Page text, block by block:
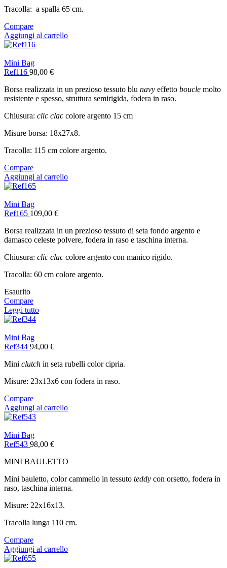
Tracolla: a spalla 65 cm.
Compare
Aggiungi al carrello
Mini Bag
Ref116 98,00 €
Borsa realizzata in un prezioso tessuto blu navy effetto boucle molto
resistente e spesso, struttura semirigida, fodera in raso.
Chiusura: clic clac colore argento 15 cm
Misure borsa: 18x27x8.
Tracolla: 115 cm colore argento.
Compare
Aggiungi al carrello
Mini Bag
Ref165 109,00 €
Borsa realizzata in un prezioso tessuto di seta fondo argento e
damasco celeste polvere, fodera in raso e taschina interna.
Chiusura: clic clac colore argento con manico rigido.
Tracolla: 60 cm colore argento.
Esaurito
Compare
Leggi tutto
Mini Bag
Ref344 94,00 €
Mini clutch in seta rubelli color cipria.
Misure: 23x13x6 con fodera in raso.
Compare
Aggiungi al carrello
Mini Bag
Ref543 98,00 €
MINI BAULETTO
Mini bauletto, color cammello in tessuto teddy con orsetto, fodera in
raso, taschina interna.
Misure: 22x16x13.
Tracolla lunga 110 cm.
Compare
Aggiungi al carrello